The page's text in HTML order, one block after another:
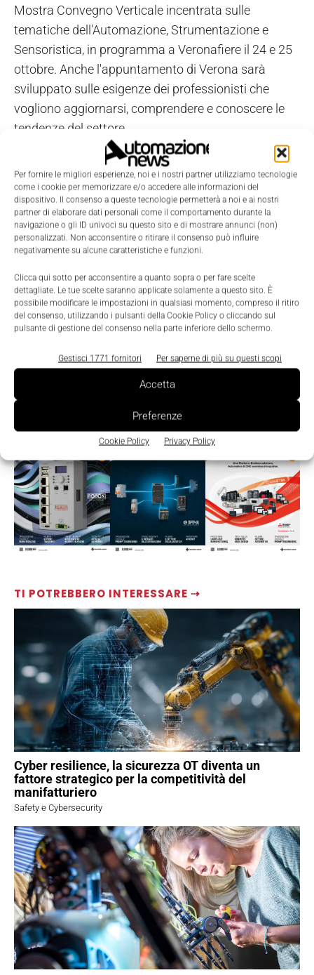
Per fornire le migliori esperienze, noi e i nostri partner utilizziamo tecnologie
come i cookie per memorizzare e/o accedere alle informazioni del
dispositivo. Il consenso a queste tecnologie permetterà a noi e ai nostri
partner di elaborare dati personali come il comportamento durante la
navigazione o gli ID univoci su questo sito e di mostrare annunci (non)
personalizzati. Non acconsentire o ritirare il consenso può influire
negativamente su alcune caratteristiche e funzioni.
Clicca qui sotto per acconsentire a quanto sopra o per fare scelte
dettagliate. Le tue scelte saranno applicate solamente a questo sito. È
possibile modificare le impostazioni in qualsiasi momento, compreso il ritiro
del consenso, utilizzando i pulsanti della Cookie Policy o cliccando sul
pulsante di gestione del consenso nella parte inferiore dello schermo.
Gestisci 1771 fornitori Per saperne di più su questi scopi
Accetta
Preferenze
Cookie Policy Privacy Policy
TI POTREBBERO INTERESSARE ⇢
Cyber resilience, la sicurezza OT diventa un
fattore strategico per la competitività del
manifatturiero
Safety e Cybersecurity
Mostra Convegno Verticale incentrata sulle
tematiche dell'Automazione, Strumentazione e
Sensoristica, in programma a Veronafiere il 24 e 25
ottobre. Anche l'appuntamento di Verona sarà
sviluppato sulle esigenze dei professionisti che
vogliono aggiornarsi, comprendere e conoscere le
tendenze del settore.